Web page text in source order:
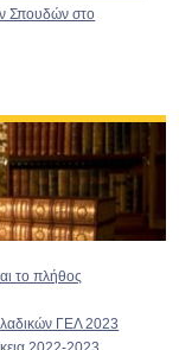
Σπουδών στο
το πλήθος
ΓΕΛ 2023